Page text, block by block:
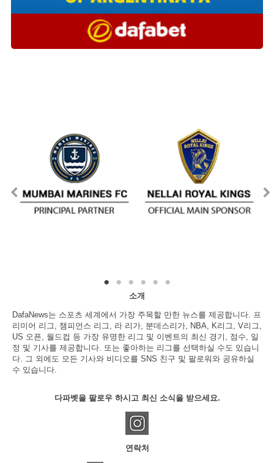
소개
DafaNews는 스포츠 세계에서 가장 주목할 만한 뉴스를 제공합니다. 프
리미어 리그, 챔피언스 리그, 라 리가, 분데스리가, NBA, K리그, V리그,
US 오픈, 월드컵 등 가장 유명한 리그 및 이벤트의 최신 경기, 점수, 일
정 및 기사를 제공합니다. 또는 좋아하는 리그를 선택하실 수도 있습니
다. 그 외에도 모든 기사와 비디오를 SNS 친구 및 팔로워와 공유하실
수 있습니다.
다파벳을 팔로우 하시고 최신 소식을 받으세요.
연락처